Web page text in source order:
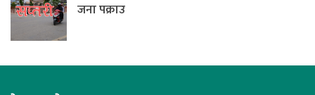
जना पक्राउ